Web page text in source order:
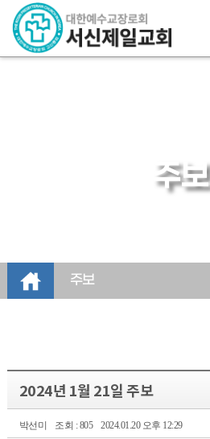
주보
주보
2024년 1월 21일 주보
박선미 조회 : 805 2024.01.20 오후 12:29